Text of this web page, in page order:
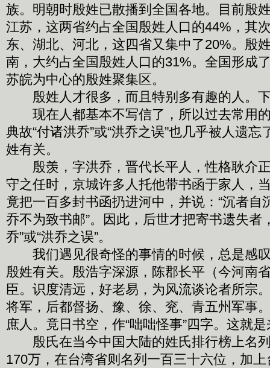
族。明朝时殷姓已散播到全国各地。目前殷
江苏，这两省约占全国殷姓人口的44%，其
东、湖北、河北，这四省又集中了20%。殷
南，大约占全国殷姓人口的31%。全国形成
苏皖为中心的殷姓聚集区。
殷姓人才很多，而且特别多有趣的人。
现在人都基本不写信了，所以过去常用
典故“付诸洪乔”或“洪乔之误”也几乎被人遗
姓有关。
殷羡，字洪乔，晋代长平人，性格耿介
守之任时，京城许多人托他带书函于家人，
竟把一百多封书函扔进河中，并说：“沉者自
乔不为致书邮”。因此，后世才把寄书遗失者
乔”或“洪乔之误”。
我们遇见很奇怪的事情的时候，总是感叹
殷姓有关。殷浩字深源，陈郡长平（今河南
臣。识度清远，好老易，为风流谈论者所宗
将军，后都督扬、豫、徐、兖、青五州军事
庶人。竟日书空，作“咄咄怪事”四字。这就
殷氏在当今中国大陆的姓氏排行榜上名
170万，在台湾省则名列一百三十六位，加